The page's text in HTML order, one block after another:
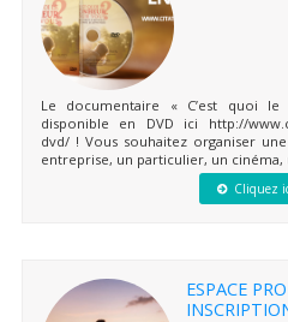
Le documentaire « C’est quoi
disponible en DVD ici http://
dvd/ ! Vous souhaitez organiser
entreprise, un particulier, un cinéma,
Cliquez
ESPACE